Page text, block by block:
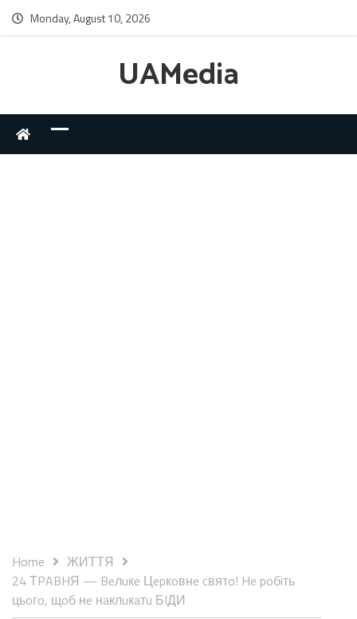
Monday, August 10, 2026
UAMedia
Home
ЖИТТЯ
24 ТPABHЯ — Beлuкe Цepкoвнe cвятo! He poбiть
цьoгo, щoб нe нaклuкaтu БIДИ